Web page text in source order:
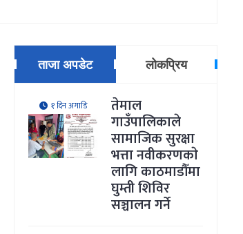
ताजा अपडेट लोकप्रिय
१ दिन अगाडि तेमाल
गाउँपालिकाले
सामाजिक सुरक्षा
भत्ता नवीकरणकाे
लागि काठमाडौँमा
घुम्ती शिविर
सञ्चालन गर्ने